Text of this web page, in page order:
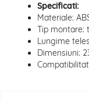
Specificati:
Materiale:
Tip montare:
Lungime
Dimensiuni: